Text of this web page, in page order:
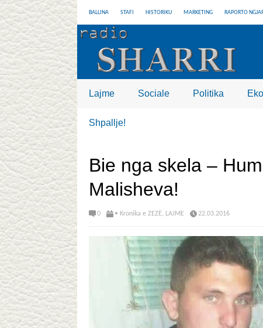
BALLINA STAFI HISTORIKU MARKETING RAPORTO
Lajme Sociale Politika
Shpallje!
Bie nga skela –
Malisheva!
0 • Kronika e ZEZË, LAJME 22.03.2016